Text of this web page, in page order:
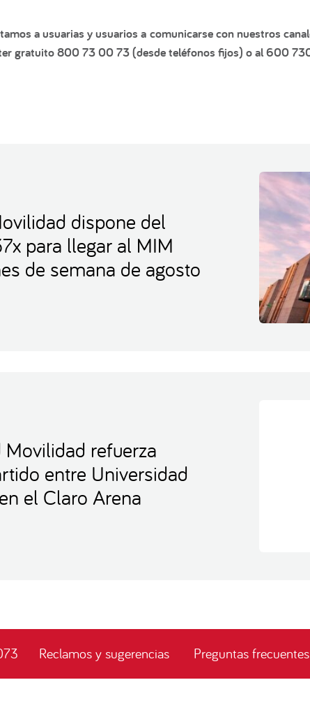
a usuarias y usuarios a comunicarse con nuestros
gratuito 800 73 00 73 (desde teléfonos fijos) o al 600
dispone del
para llegar al MIM
de semana de agosto
Movilidad refuerza
entre Universidad
el Claro Arena
Reclamos y sugerencias Preguntas frecuentes